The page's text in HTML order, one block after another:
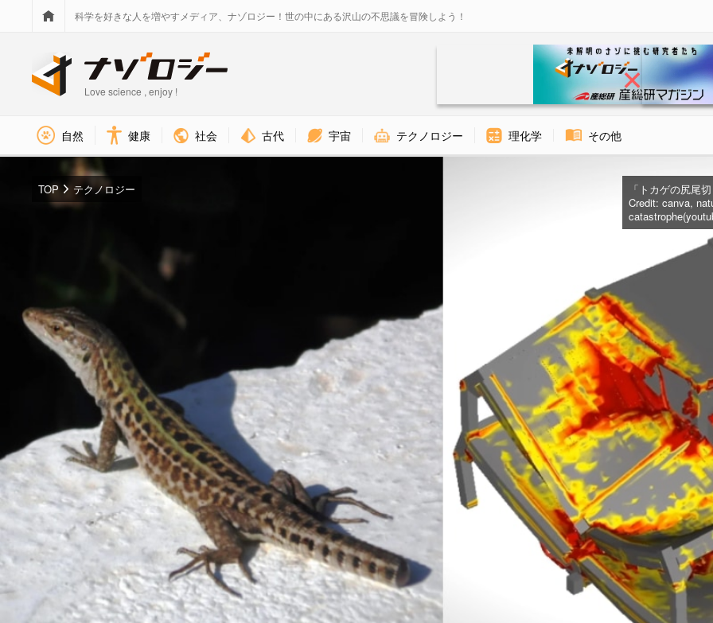
科学を好きな人を増やすメディア、ナゾロジー！世の中にある沢山の不思議を冒険しよう！
Love science , enjoy !
自然 健康 社会 古代 宇宙 テクノロジー 理化学 その他
「トカゲの尻尾
Credit:canva,
TOP テクノロジー